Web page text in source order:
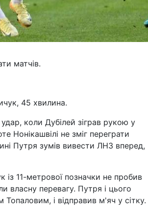
матчів.
45 хвилина.
коли Дубілей зіграв рукою у
Нонікашвілі не зміг переграти
Путря зумів вивести ЛНЗ вперед,
із 11-метрової позначки не пробив
власну перевагу. Путря і цього
Топаловим, і відправив м'яч у сітку.